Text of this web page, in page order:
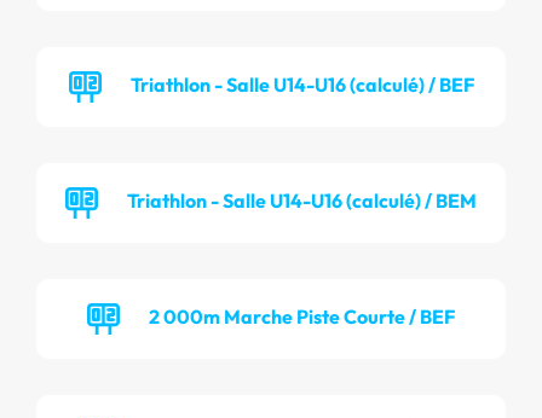
Triathlon - Salle U14-U16 (calculé) / BEF
Triathlon - Salle U14-U16 (calculé) / BEM
2 000m Marche Piste Courte / BEF